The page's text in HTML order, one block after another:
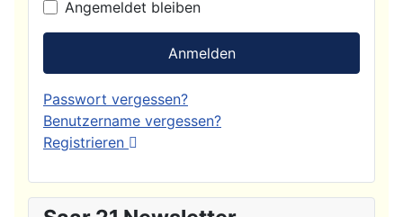
Angemeldet bleiben
Anmelden
Passwort vergessen?
Benutzername vergessen?
Registrieren